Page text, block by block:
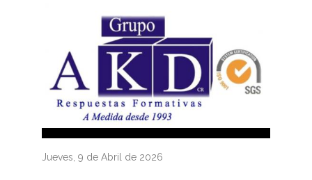
Jueves, 9 de Abril de 2026